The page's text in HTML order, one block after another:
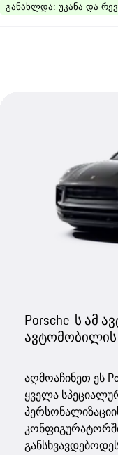
განახლდა: უკანა და
Porsche-ს ამ
აღმოაჩინეთ ეს
ყველა